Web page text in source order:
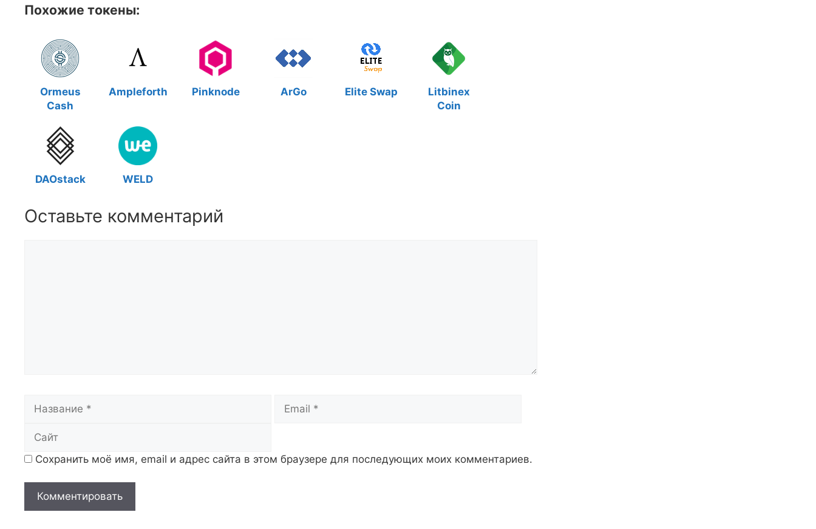
Похожие токены:
Ormeus
Cash
Ampleforth Pinknode ArGo Elite Swap
Litbinex
Coin
DAOstack WELD
Оставьте комментарий
Сохранить моё имя, email и адрес сайта в этом браузере для последующих моих комментариев.